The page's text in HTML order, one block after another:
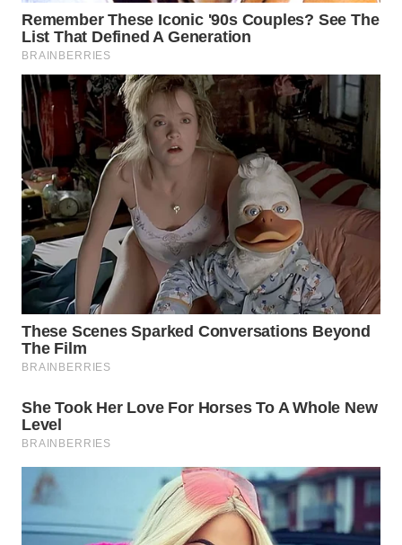
PRIANGAN
TIMUR
WN
SEMARANG
WN
SOLO
WN
BOROBUDUR
WN
MADURA
WN
SURABAYA
WN
NATUNA
WN
BINTAN